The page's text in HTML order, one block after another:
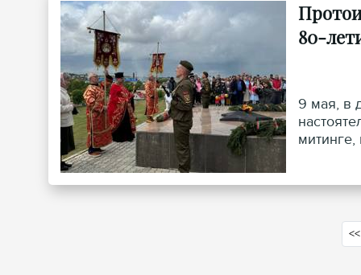
80-
9 мая, в
<<